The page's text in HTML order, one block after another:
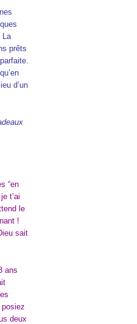
La
prêts
d’un
“en
t’ai
le
!
sait
ans
deux